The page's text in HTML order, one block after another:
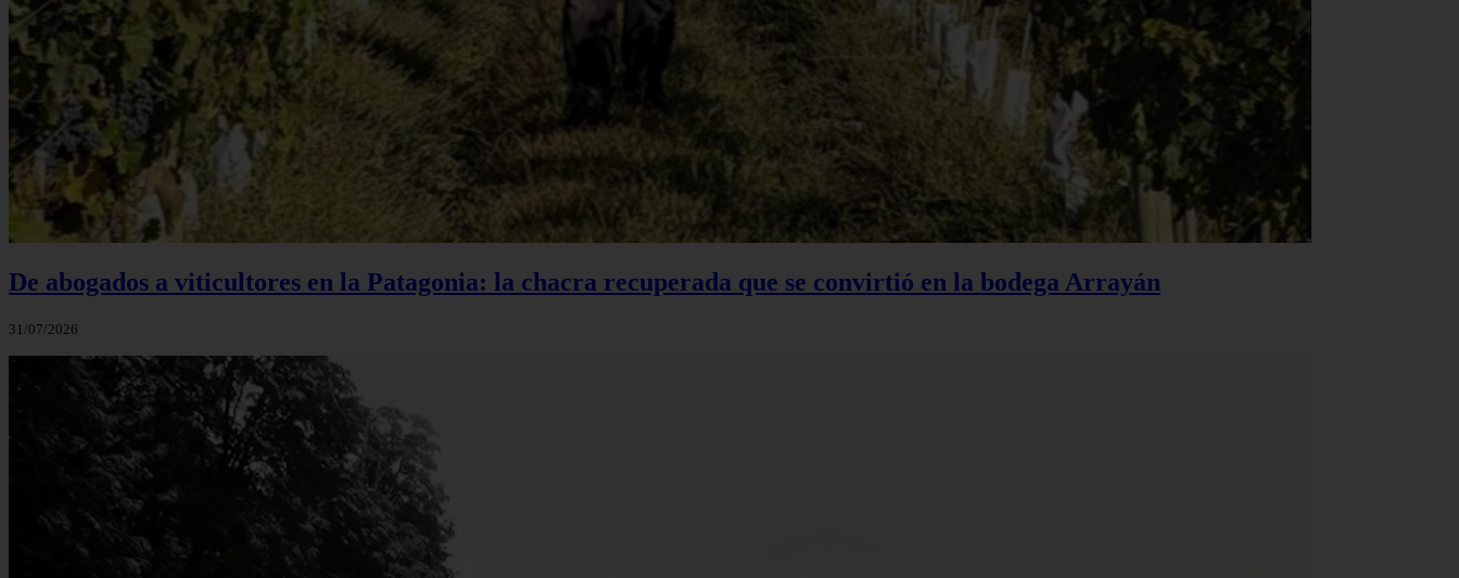
De abogados a viticultores en la Patagonia: la chacra recuperada que se convirtió en la bodega Arrayán
31/07/2026